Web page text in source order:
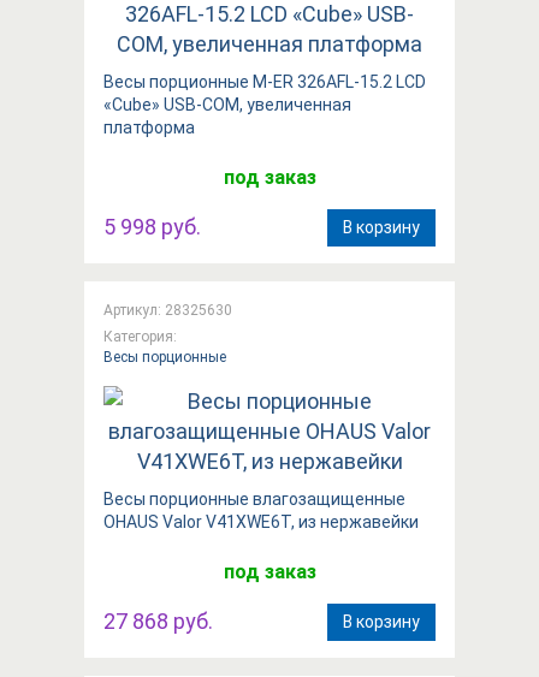
Весы порционные M-ER 326AFL-15.2 LCD
«Cube» USB-COM, увеличенная
платформа
под заказ
5 998 руб. В корзину
Артикул: 28325630
Категория:
Весы порционные
Весы порционные влагозащищенные
OHAUS Valor V41XWE6T, из нержавейки
под заказ
27 868 руб. В корзину